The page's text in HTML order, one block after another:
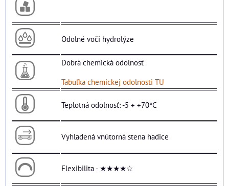
Odolné voči hydrolýze
Dobrá chemická odolnosť
Tabuľka chemickej odolnosti TU
Teplotná odolnosť: -5 ÷ +70°C
Vyhladená vnútorná stena hadice
Flexibilita - ★★★★☆